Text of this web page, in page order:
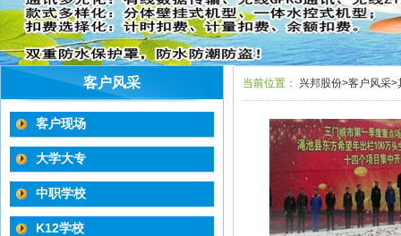
客户风采
客户现场
大学大专
中职学校
K12学校
当前位置： 兴邦股份>客户风采>